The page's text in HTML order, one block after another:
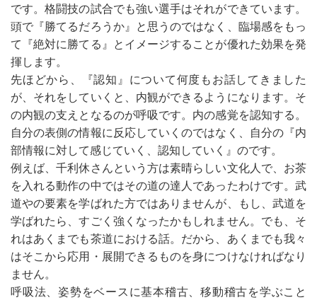
です。格闘技の試合でも強い選手はそれができています。
頭で『勝てるだろうか』と思うのではなく、臨場感をもっ
て『絶対に勝てる』とイメージすることが優れた効果を発
揮します。
先ほどから、『認知』について何度もお話してきました
が、それをしていくと、内観ができるようになります。そ
の内観の支えとなるのが呼吸です。内の感覚を認知する。
自分の表側の情報に反応していくのではなく、自分の『内
部情報に対して感じていく、認知していく』のです。
例えば、千利休さんという方は素晴らしい文化人で、お茶
を入れる動作の中ではその道の達人であったわけです。武
道やの要素を学ばれた方ではありませんが、もし、武道を
学ばれたら、すごく強くなったかもしれません。でも、そ
れはあくまでも茶道における話。だから、あくまでも我々
はそこから応用・展開できるものを身につけなければなり
ません。
呼吸法、姿勢をベースに基本稽古、移動稽古を学ぶこと